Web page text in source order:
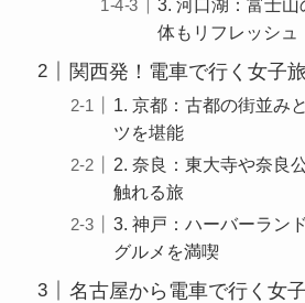
3. 河口湖：富士
体もリフレッシュ
関西発！電車で行く女子
1. 京都：古都の街並み
ツを堪能
2. 奈良：東大寺や奈良
触れる旅
3. 神戸：ハーバーラン
グルメを満喫
名古屋から電車で行く女